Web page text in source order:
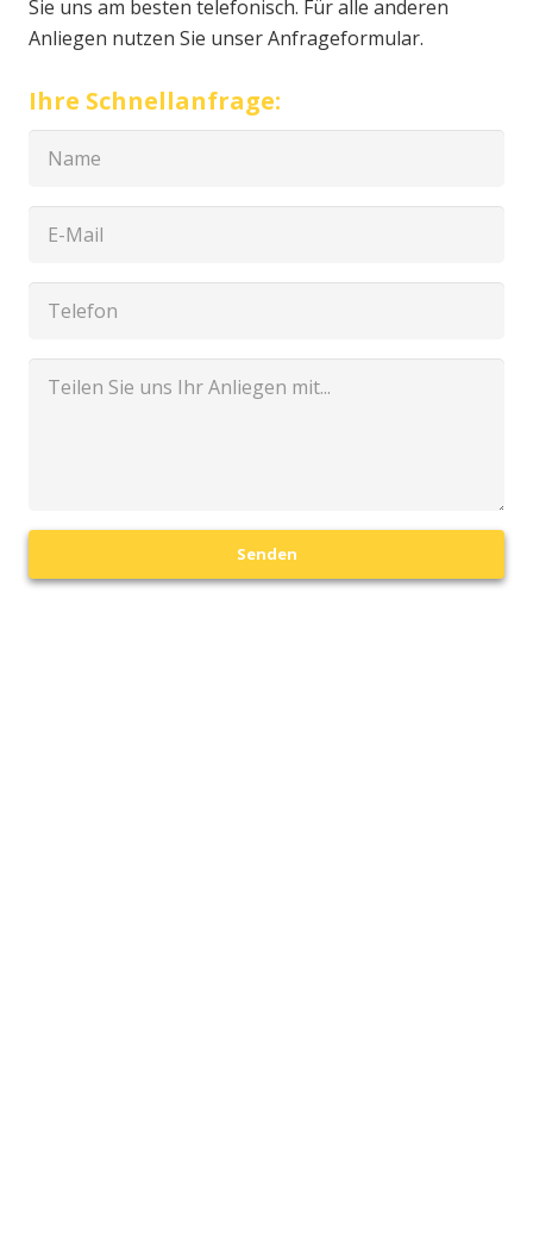
Sie uns am besten telefonisch. Für alle anderen
Anliegen nutzen Sie unser Anfrageformular.
Ihre Schnellanfrage:
Senden